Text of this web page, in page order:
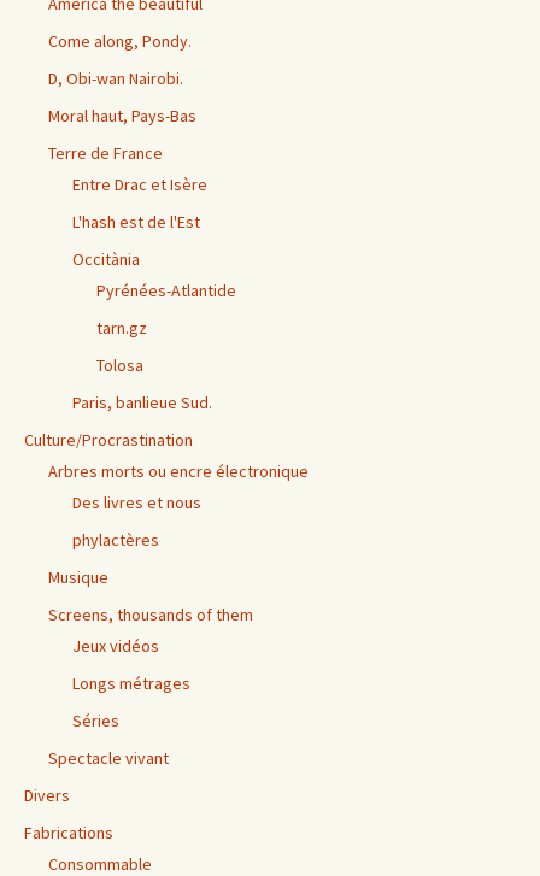
Come along, Pondy.
D, Obi-wan Nairobi.
Moral haut, Pays-Bas
Terre de France
Entre Drac et Isère
L'hash est de l'Est
Occitània
Pyrénées-Atlantide
tarn.gz
Tolosa
Paris, banlieue Sud.
Culture/Procrastination
Arbres morts ou encre électronique
Des livres et nous
phylactères
Musique
Screens, thousands of them
Jeux vidéos
Longs métrages
Séries
Spectacle vivant
Divers
Fabrications
Consommable